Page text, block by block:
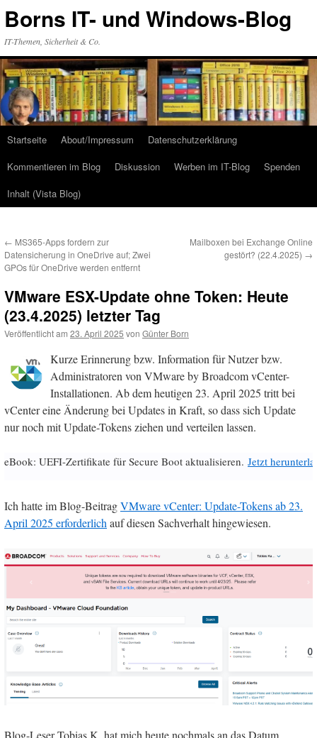
Inhalt
Borns IT- und Windows-Blog
IT-Themen, Sicherheit & Co.
Startseite About/Impressum
Datenschutzerklärung
Kommentieren im Blog
Diskussion Werben im IT-Blog
Spenden
Inhalt (Vista Blog)
← MS365-Apps fordern zur
Datensicherung in OneDrive auf; Zwei
GPOs für OneDrive werden entfernt
Mailboxen bei Exchange Online
gestört? (22.4.2025) →
VMware ESX-Update ohne Token: Heute
(23.4.2025) letzter Tag
Veröffentlicht am 23. April 2025 von Günter Born
Kurze Erinnerung bzw. Information für Nutzer bzw.
Administratoren von VMware by Broadcom vCenter-
Installationen. Ab dem heutigen 23. April 2025 tritt bei
vCenter eine Änderung bei Updates in Kraft, so dass sich Update
nur noch mit Update-Tokens ziehen und verteilen lassen.
eBook: UEFI-Zertifikate für Secure Boot aktualisieren. Jetzt
Ich hatte im Blog-BeitragVMware vCenter: Update-Tokens ab 23.
April 2025 erforderlichauf diesen Sachverhalt hingewiesen.
Blog-Leser Tobias K. hat mich heute nochmals an das Datum